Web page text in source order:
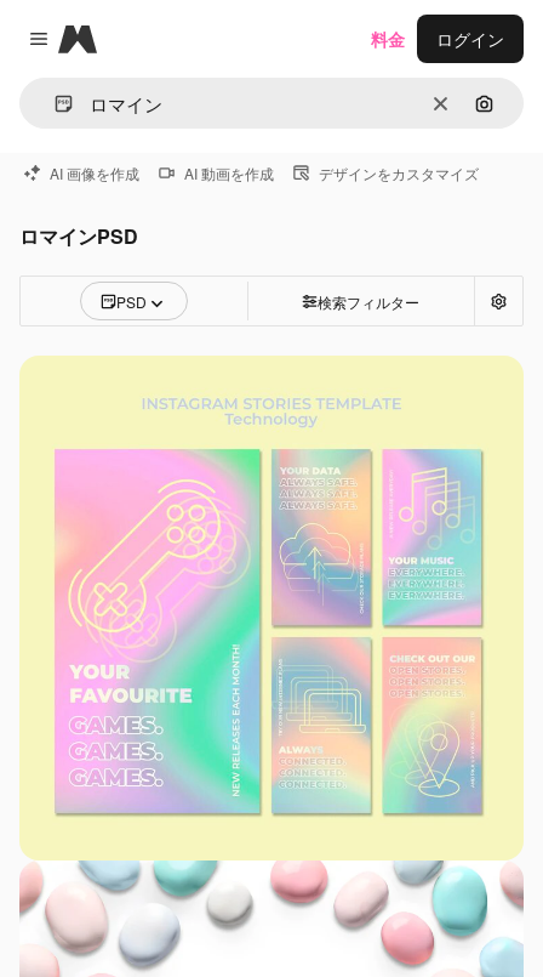
Close menu
Magnific
消去 画像で
料金 ログイン
AI 画像を作成 AI 動画を作成 デザインをカスタマイズ
ロマインPSD
PSD 検索フィルター